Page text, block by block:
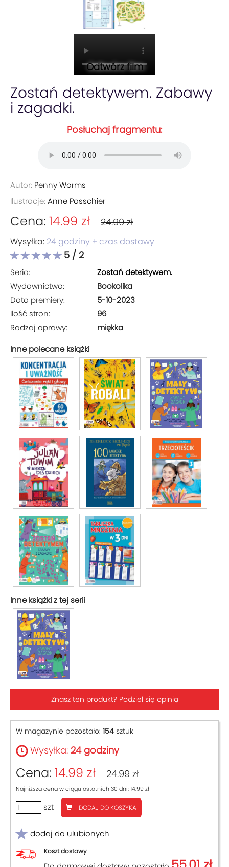
Odtwórz film
Zostań detektywem. Zabawy
i zagadki.
Posłuchaj fragmentu:
Autor: Penny Worms
Ilustracje: Anne Passchier
Cena: 14.99 zł 24.99 zł
Wysyłka: 24 godziny + czas dostawy
5 / 2
Seria:
Zostań detektywem.
Wydawnictwo:
Bookolika
Data premiery:
5-10-2023
Ilość stron:
96
Rodzaj oprawy:
miękka
Inne polecane książki
Inne książki z tej serii
Znasz ten produkt? Podziel się opinią
W magazynie pozostało: 154 sztuk
Wysyłka: 24 godziny
Cena: 14.99 zł 24.99 zł
Najniższa cena w ciągu ostatnich 30 dni: 14.99 zł
szt DODAJ DO KOSZYKA
dodaj do ulubionych
Koszt dostawy